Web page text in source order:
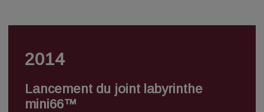
2014
Lancement du joint labyrinthe
mini66™